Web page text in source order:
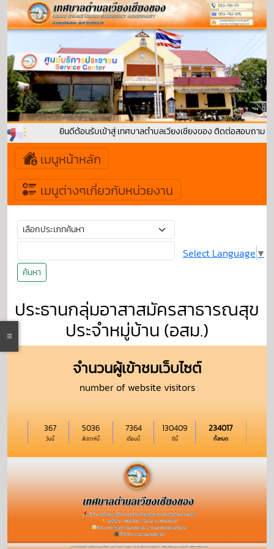
ยินดีต้อนรับเข้าสู่ เทศบาลตำบลเวียงเชียงของ ติดต่อสอบถาม :
เมนูหน้าหลัก
เมนูต่างๆเกี่ยวกับหน่วยงาน
ค้นหา
Select Language ▼
ประธานกลุ่มอาสาสมัครสาธารณสุข
ประจำหมู่บ้าน (อสม.)
จำนวนผู้เข้าชมเว็บไซต์
number of website visitors
วันนี้
367
สัปดาห์นี้
5036
เดือนนี้
7364
ปีนี้
130409
ทั้งหมด
234017